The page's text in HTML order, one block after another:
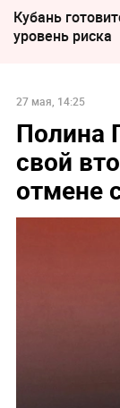
Кубань
уровень риска
27 мая, 14:25
Полина
свой
отмене